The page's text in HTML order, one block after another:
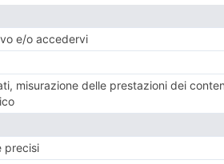
ossia sul trattamento
e la pensione. Da
che andranno in pensione nel
all’estero anche se i
regioni italiane per